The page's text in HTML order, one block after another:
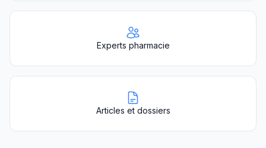
Experts pharmacie
Articles et dossiers